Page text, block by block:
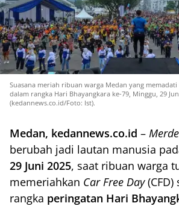
Suasana meriah ribuan warga Medan yang
dalam rangka Hari Bhayangkara ke-79, Minggu, 29
(kedannews.co.id/Foto: Ist).
Medan, kedannews.co.id –
berubah jadi lautan manusia
29 Juni 2025, saat ribuan warga
memeriahkan Car Free Day(CFD)
rangka peringatan Hari